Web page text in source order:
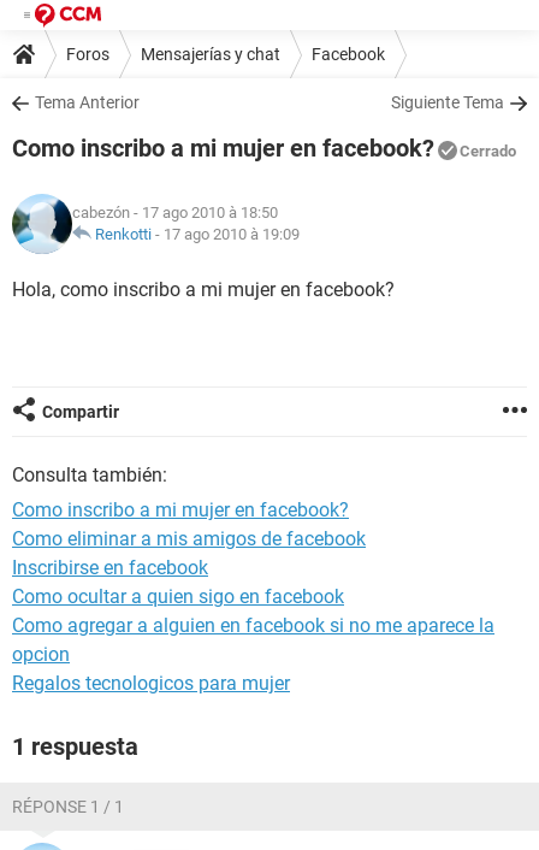
Foros Mensajerías y chat Facebook
Tema Anterior Siguiente Tema
Como inscribo a mi mujer en facebook? Cerrado
cabezón - 17 ago 2010 à 18:50
Renkotti - 17 ago 2010 à 19:09
Hola, como inscribo a mi mujer en facebook?
Compartir
Consulta también:
Como inscribo a mi mujer en facebook?
Como eliminar a mis amigos de facebook
Inscribirse en facebook
Como ocultar a quien sigo en facebook
Como agregar a alguien en facebook si no me aparece la
opcion
Regalos tecnologicos para mujer
1 respuesta
RÉPONSE 1 / 1